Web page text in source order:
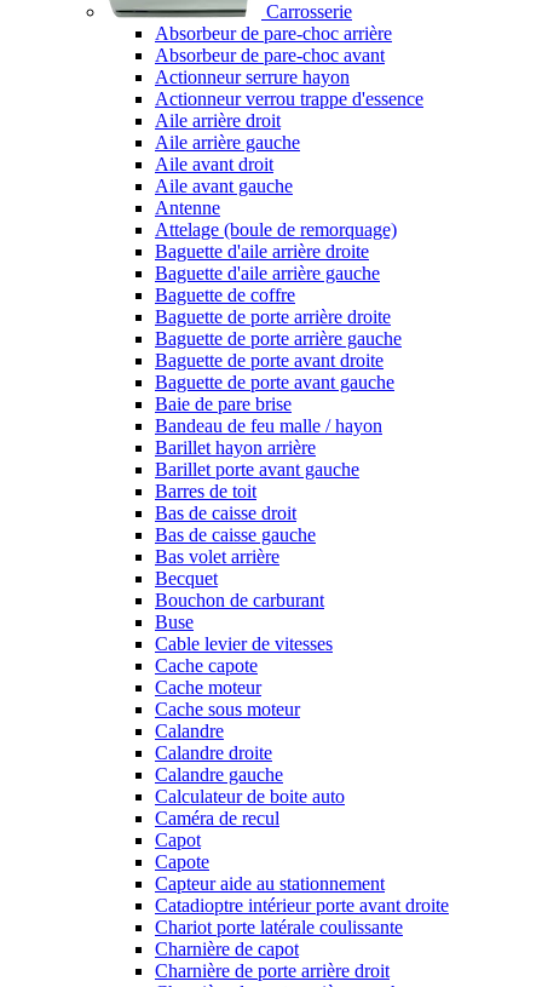
Carrosserie
Absorbeur de pare-choc arrière
Absorbeur de pare-choc avant
Actionneur serrure hayon
Actionneur verrou trappe d'essence
Aile arrière droit
Aile arrière gauche
Aile avant droit
Aile avant gauche
Antenne
Attelage (boule de remorquage)
Baguette d'aile arrière droite
Baguette d'aile arrière gauche
Baguette de coffre
Baguette de porte arrière droite
Baguette de porte arrière gauche
Baguette de porte avant droite
Baguette de porte avant gauche
Baie de pare brise
Bandeau de feu malle / hayon
Barillet hayon arrière
Barillet porte avant gauche
Barres de toit
Bas de caisse droit
Bas de caisse gauche
Bas volet arrière
Becquet
Bouchon de carburant
Buse
Cable levier de vitesses
Cache capote
Cache moteur
Cache sous moteur
Calandre
Calandre droite
Calandre gauche
Calculateur de boite auto
Caméra de recul
Capot
Capote
Capteur aide au stationnement
Catadioptre intérieur porte avant droite
Chariot porte latérale coulissante
Charnière de capot
Charnière de porte arrière droit